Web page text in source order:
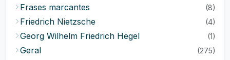
Frases marcantes (8)
Friedrich Nietzsche (4)
Georg Wilhelm Friedrich Hegel (1)
Geral (275)